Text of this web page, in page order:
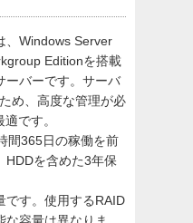
、Windows Server
Editionを搭載
ーバーです。サーバ
め、高度な管理が必
です。
間365日の稼働を前
HDDを含めた3年保
す。使用するRAID